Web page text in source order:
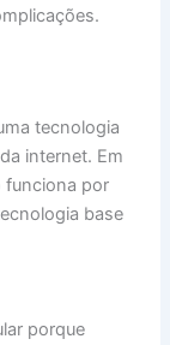
tecnologia
internet. Em
funciona por
base
porque